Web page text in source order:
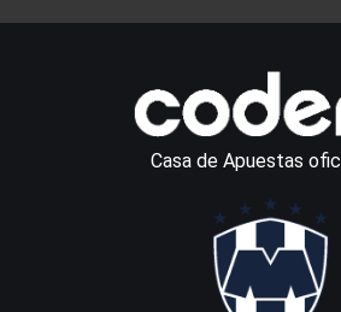
Casa de Apuestas